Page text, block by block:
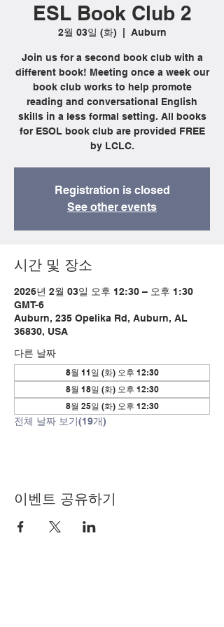
ESL Book Club 2
2월 03일 (화)
  |
Auburn
Join us for a second book club with a
different book! Meeting once a week our
book club works to help promote
reading and conversational English
skills in a less formal setting. All books
for ESOL book club are provided FREE
by LCLC.
Registration is closed
See other events
시간 및 장소
2026년 2월 03일 오후 12:30 – 오후 1:30
GMT-6
Auburn, 235 Opelika Rd, Auburn, AL
36830, USA
다른 날짜
8월 11일 (화) 오후 12:30
8월 18일 (화) 오후 12:30
8월 25일 (화) 오후 12:30
전체 날짜 보기(19개)
이벤트 공유하기